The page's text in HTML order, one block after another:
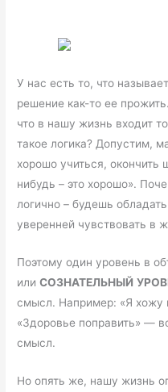
У нас есть то, что
решение как-то ее
что в нашу жизнь входит
такое логика? Допустим,
хорошо учиться, окончить
нибудь – это хорошо».
логично – будешь
уверенней чувствовать в
Поэтому один уровень в
илиСОЗНАТЕЛЬНЫЙ
смысл. Например: «Я
«Здоровье поправить» —
смысл.
Но опять же, нашу жизнь